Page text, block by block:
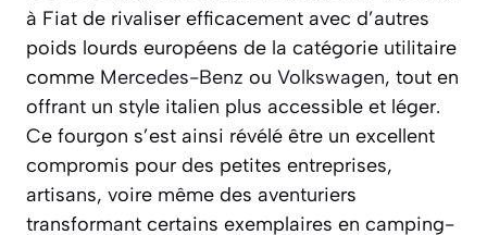
à Fiat de rivaliser efficacement avec d’autres
poids lourds européens de la catégorie utilitaire
comme Mercedes-Benz ou Volkswagen, tout en
offrant un style italien plus accessible et léger.
Ce fourgon s’est ainsi révélé être un excellent
compromis pour des petites entreprises,
artisans, voire même des aventuriers
transformant certains exemplaires en camping-